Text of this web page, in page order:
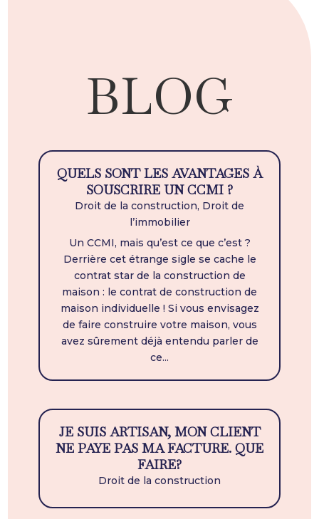
BLOG
QUELS SONT LES AVANTAGES À
SOUSCRIRE UN CCMI ?
Droit de la construction, Droit de
l’immobilier
Un CCMI, mais qu’est ce que c’est ?
Derrière cet étrange sigle se cache le
contrat star de la construction de
maison : le contrat de construction de
maison individuelle ! Si vous envisagez
de faire construire votre maison, vous
avez sûrement déjà entendu parler de
ce...
JE SUIS ARTISAN, MON CLIENT
NE PAYE PAS MA FACTURE. QUE
FAIRE?
Droit de la construction